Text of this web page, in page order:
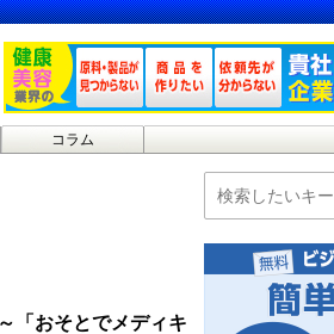
コラム
「おそとでメディキ